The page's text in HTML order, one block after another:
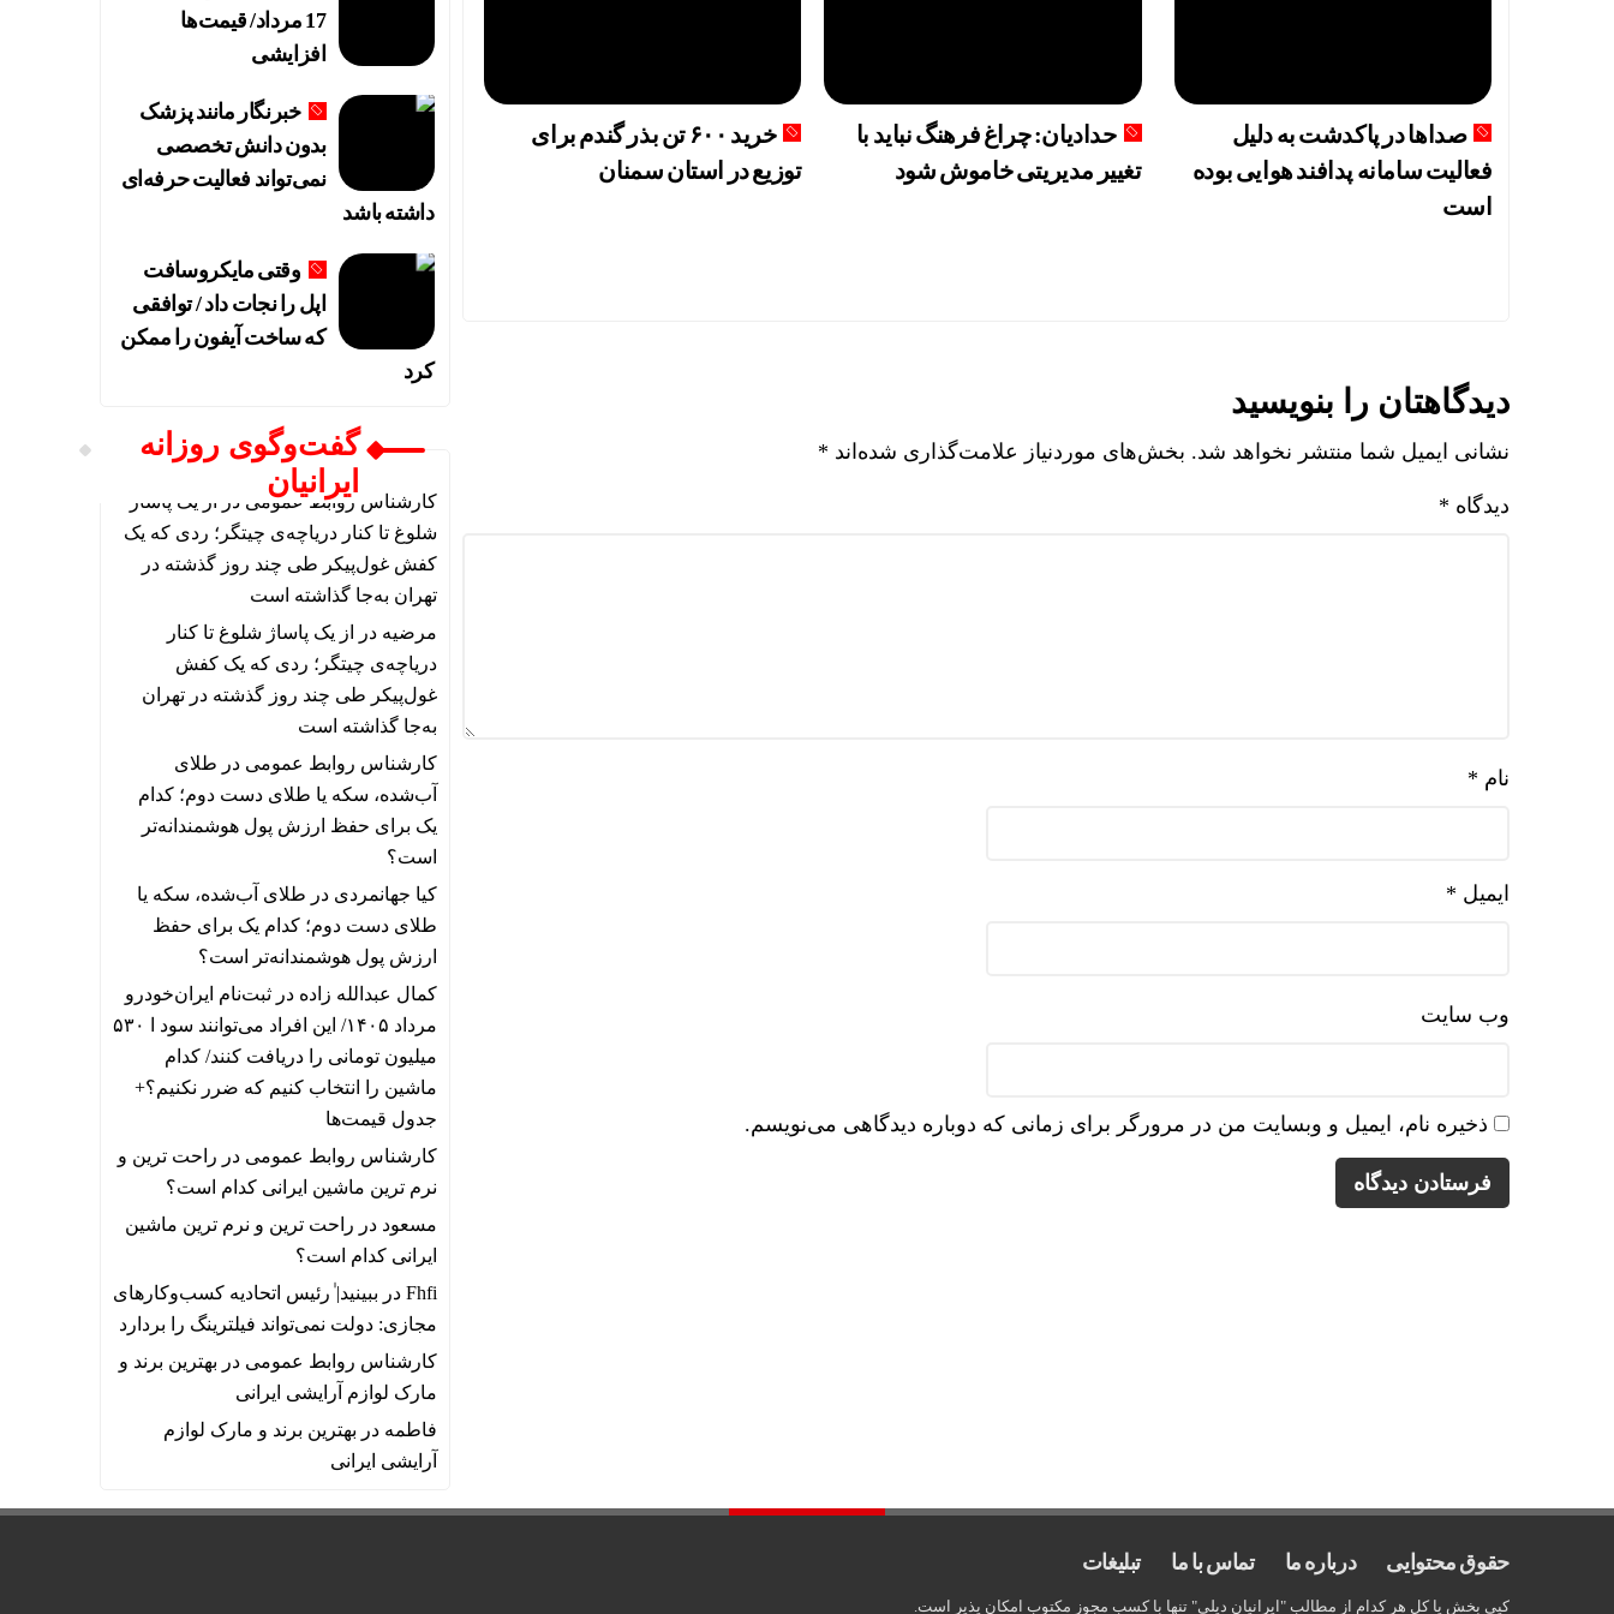
صداها در پاکدشت به دلیل
فعالیت سامانه پدافند هوایی بوده
است
حدادیان: چراغ فرهنگ نباید با
تغییر مدیریتی خاموش شود
خرید ۶۰۰ تن بذر گندم برای
توزیع در استان سمنان
دیدگاهتان را بنویسید
نشانی ایمیل شما منتشر نخواهد شد. بخش‌های موردنیاز علامت‌گذاری شده‌اند *
دیدگاه *
نام *
ایمیل *
وب‌ سایت
ذخیره نام، ایمیل و وبسایت من در مرورگر برای زمانی که دوباره دیدگاهی می‌نویسم.
17 مرداد/ قیمت‌ها
افزایشی
خبرنگار مانند پزشک
بدون دانش تخصصی
نمی‌تواند فعالیت حرفه‌ای
داشته باشد
وقتی مایکروسافت
اپل را نجات داد / توافقی
که ساخت آیفون را ممکن
کرد
گفت‌وگوی روزانه
ایرانیان
کارشناس روابط عمومی در از یک پاساژ
شلوغ تا کنار دریاچه‌ی چیتگر؛ ردی که یک
کفش غول‌پیکر طی چند روز گذشته در
تهران به‌جا گذاشته است
مرضیه در
از یک پاساژ شلوغ تا کنار
دریاچه‌ی چیتگر؛ ردی که یک کفش
غول‌پیکر طی چند روز گذشته در تهران
به‌جا گذاشته است
کارشناس روابط عمومی در طلای
آب‌شده، سکه یا طلای دست دوم؛ کدام
یک برای حفظ ارزش پول هوشمندانه‌تر
است؟
کیا جهانمردی در طلای آب‌شده، سکه یا
طلای دست دوم؛ کدام یک برای حفظ
ارزش پول هوشمندانه‌تر است؟
کمال عبدالله زاده در ثبت‌نام ایران‌خودرو
مرداد ۱۴۰۵/ این افراد می‌توانند سود ا ۵۳۰
میلیون تومانی را دریافت کنند/ کدام
ماشین را انتخاب کنیم که ضرر نکنیم؟+
جدول قیمت‌ها
کارشناس روابط عمومی در راحت ترین و
نرم ترین ماشین ایرانی کدام است؟
مسعود در راحت ترین و نرم ترین ماشین
ایرانی کدام است؟
Fhfiدر ببینید| ٰرئیس اتحادیه کسب‌وکارهای
مجازی: دولت نمی‌تواند فیلترینگ را بردارد
کارشناس روابط عمومی در بهترین برند و
مارک لوازم آرایشی ایرانی
فاطمه در بهترین برند و مارک لوازم
آرایشی ایرانی
حقوق محتوایی درباره ما تماس با ما تبلیغات
کپی بخش یا کل هر کدام از مطالب "ایرانیان دیلی" تنها با کسب مجوز مکتوب امکان پذیر است.